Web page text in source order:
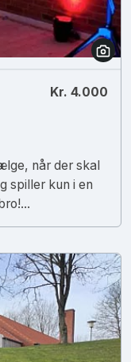
Kr. 4.000
når der skal
spiller kun i en